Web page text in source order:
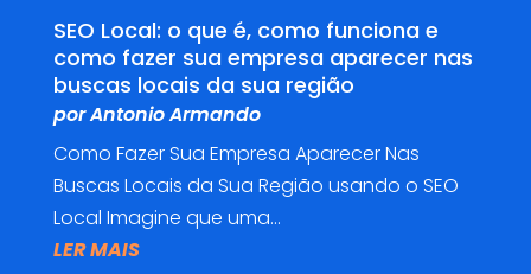
SEO Local: o que é, como funciona e
como fazer sua empresa aparecer nas
buscas locais da sua região
porAntonio Armando
Como Fazer Sua Empresa Aparecer Nas
Buscas Locais da Sua Região usando o SEO
Local Imagine que uma...
LER MAIS